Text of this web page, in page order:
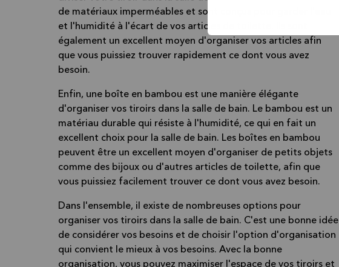
de matériaux imperméables et sont conçus pour garder l'eau
et l'humidité à l'écart de vos articles de toilette. Ils sont
également un excellent moyen d'organiser vos articles afin
que vous puissiez trouver rapidement ce dont vous avez
besoin.
Enfin, une boîte en bambou est une manière élégante
d'organiser vos tiroirs dans la salle de bain. Le bambou est un
matériau durable qui résiste à l'humidité, ce qui en fait un
excellent choix pour la salle de bain. Les boîtes en bambou
peuvent être un excellent moyen d'organiser de petits objets
comme des bijoux ou d'autres articles de toilette, afin que
vous puissiez facilement trouver ce dont vous avez besoin.
Dans l'ensemble, il existe de nombreuses options pour
organiser vos tiroirs dans la salle de bain. C'est une bonne idée
de considérer vos besoins et de choisir l'option d'organisation
qui convient le mieux à vos besoins. Avec la bonne
organisation, vous pouvez maximiser l'espace de vos tiroirs et